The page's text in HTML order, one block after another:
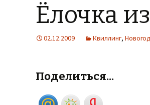
Ёлочка
02.12.2009 Квиллинг,
Поделиться...